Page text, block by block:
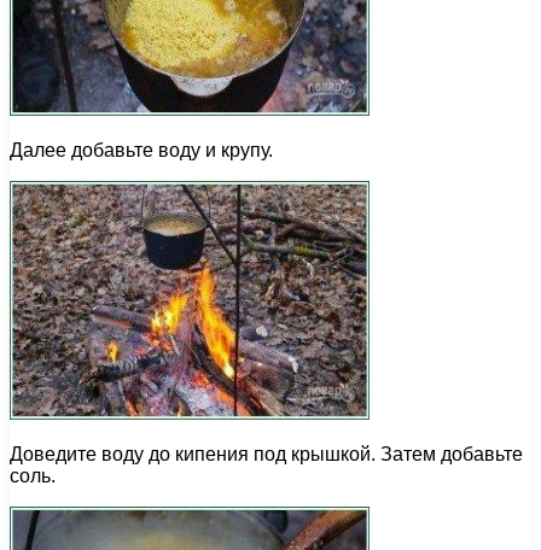
Далее добавьте воду и крупу.
Доведите воду до кипения под крышкой. Затем добавьте
соль.